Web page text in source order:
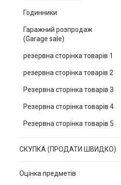
Годинники
Гаражний розпродаж
(Garage sale)
резервна сторінка товарів 1
резервна сторінка товарів 2
Резервна сторінка товарів 3
Резервна сторінка товарів 4
Резервна сторінка товарів 5
СКУПКА (ПРОДАТИ ШВИДКО)
Оцінка предметів